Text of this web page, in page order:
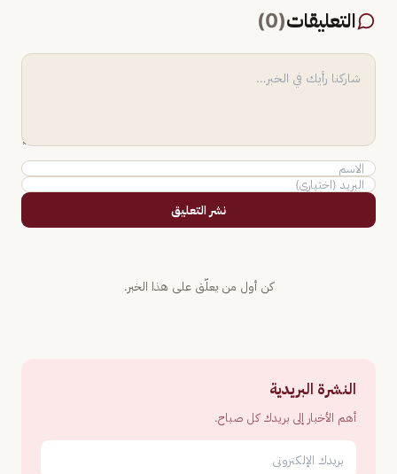
التعليقات(
0
)
نشر التعليق
كن أول من يعلّق على هذا الخبر.
النشرة البريدية
أهم الأخبار إلى بريدك كل صباح.